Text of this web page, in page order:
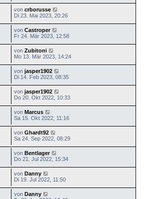
von crborusse
Di 23. Mai 2023, 20:26
von Castroper
Fr 24. Mär 2023, 12:58
von Zubitoni
Mo 13. Mär 2023, 14:24
von jasper1902
Di 14. Feb 2023, 08:35
von jasper1902
Do 20. Okt 2022, 10:33
von Marcus
Sa 15. Okt 2022, 11:16
von Ghardt92
Sa 24. Sep 2022, 08:29
von Bentlager
Do 21. Jul 2022, 15:34
von Danny
Di 19. Jul 2022, 11:50
von Danny